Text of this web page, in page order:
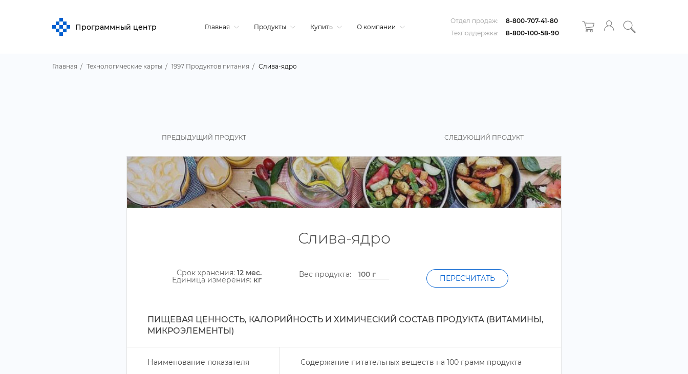
Программный центр Главная Продукты Купить О компании
Отдел продаж:
8-800-707-41-80
Техподдержка:
8-800-100-58-90
Главная Технологические карты 1997 Продуктов питания Слива-ядро
ПРЕДЫДУЩИЙ ПРОДУКТ СЛЕДУЮЩИЙ ПРОДУКТ
Слива-ядро
Срок хранения: 12 мес.
Единица измерения: к
ес продукта: ПЕРЕСЧИТАТЬ
ПИЩЕВАЯ ЦЕННОСТЬ, КАЛОРИЙНОСТЬ И ХИМИЧЕСКИЙ СОСТАВ ПРОДУКТА (ВИТАМИНЫ,
МИКРОЭЛЕМЕНТЫ)
Наименование показателя Содержание питательных веществ на 100 рамм продукта